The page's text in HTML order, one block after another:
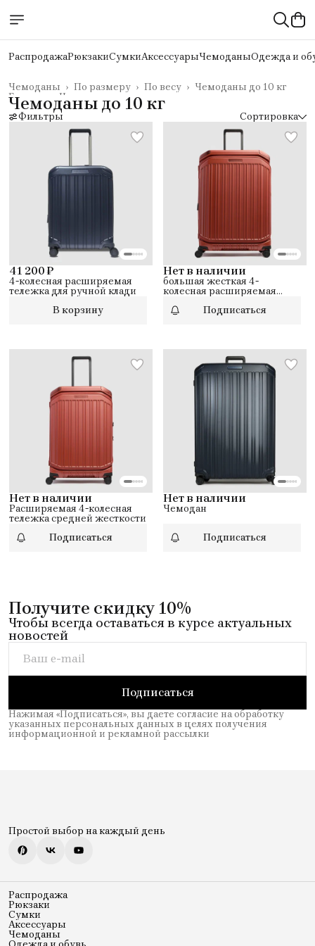
РаспродажаРюкзакиСумкиАксессуарыЧемоданыОдежда и
Чемоданы до 10 кг
По весу ›
По размеру ›
Чемоданы ›
Чемоданы
Главная
Чемоданы до 10 кг
Фильтры Сортировка
41 200 ₽
4-колесная расширяемая
тележка для ручной клади
В корзину
Нет в наличии
большая жесткая 4-
колесная расширяемая
Подписаться
Нет в наличии
Расширяемая 4-колесная
тележка средней жесткости
Подписаться
Нет в наличии
Чемодан
Подписаться
Получите скидку 10%
Чтобы всегда оставаться в курсе актуальных
новостей
Подписаться
Нажимая «Подписаться», вы даете согласие на обработку
указанных персональных данных в целях получения
информационной и рекламной рассылки
Простой выбор на каждый день
Распродажа
Рюкзаки
Сумки
Аксессуары
Чемоданы